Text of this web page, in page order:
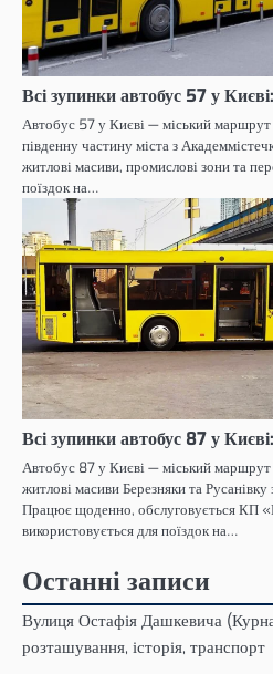
Всі зупинки автобус 57 у
Автобус 57 у Києві — міський
південну частину міста з
житлові масиви, промислові зони та
поїздок на…
Всі зупинки автобус 87 у
Автобус 87 у Києві — міський маршрут
житлові масиви Березняки та
Працює щоденно, обслуговується КП
використовується для поїздок на…
Останні записи
Вулиця Остафія Дашкевича
розташування, історія, транспорт